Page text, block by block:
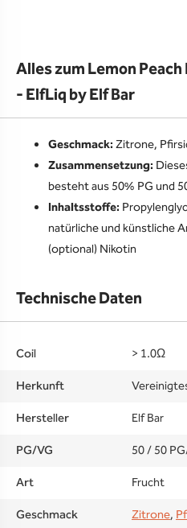
Alles zum Lemon
- ElfLiq by Elf Bar
Geschmack:Zitrone,
Zusammensetzung:
besteht aus 50% PG und
Inhaltsstoffe:
natürliche und künstliche
(optional) Nikotin
Technische Daten
Coil
> 1.0Ω
Herkunft
Hersteller
Elf Bar
PG/VG
50 / 50
Art
Frucht
Geschmack
Zitrone,